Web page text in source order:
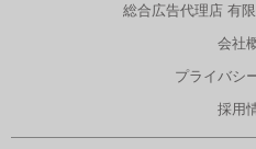
総合広告代理店 有
会社
プライバシ
採用